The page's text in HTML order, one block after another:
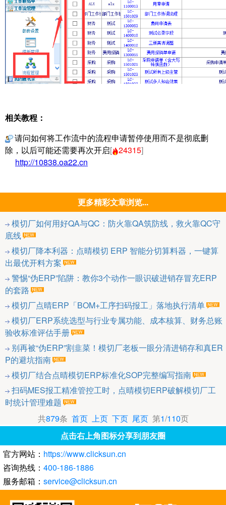
相关教程：
请问如何将工作流中的流程申请暂停使用而不是彻底删
除，以后可能还需要再次开启[ 24315]
http://10838.oa22.cn
更多精彩文章浏览...
模切厂如何用好QA与QC：防火靠QA筑防线，救火靠QC守
底线
模切厂降本利器：点晴模切 ERP 智能分切算料器，一键算
出最优开料方案
警惕“伪ERP”陷阱：教你3个动作一眼识破进销存冒充ERP
的套路
模切厂点晴ERP「BOM+工序扫码报工」落地执行清单
模切厂ERP系统选型与行业专属功能、成本核算、财务总账
验收标准评估手册
别再被“伪ERP”割韭菜！模切厂老板一眼分清进销存和真ER
P的避坑指南
模切厂结合点晴模切ERP标准化SOP完整编写指南
扫码MES报工精准管控工时，点晴模切ERP破解模切厂工
时统计管理难题
共879条 首页 上页 下页 尾页第1/110页
点击右上角图标分享到朋友圈
官方网站： https://www.clicksun.cn
咨询热线： 400-186-1886
服务邮箱： service@clicksun.cn